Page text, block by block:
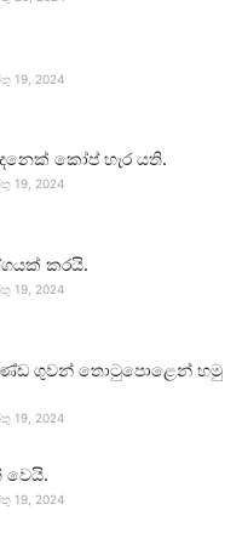
19, 2024
කෝප් හැර යති.
19, 2024
කරයි.
19, 2024
ගුවන් තොටුපොළෙන් හමු
19, 2024
වෙයි.
19, 2024